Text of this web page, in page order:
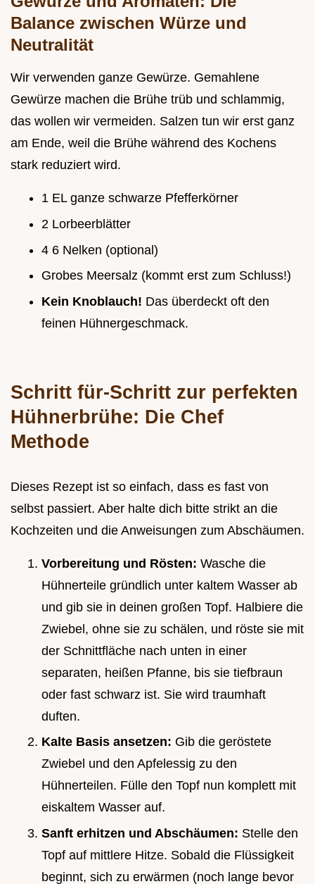
Balance zwischen Würze und
Neutralität
Wir verwenden ganze Gewürze. Gemahlene
Gewürze machen die Brühe trüb und schlammig,
das wollen wir vermeiden. Salzen tun wir erst ganz
am Ende, weil die Brühe während des Kochens
stark reduziert wird.
1 EL ganze schwarze Pfefferkörner
2 Lorbeerblätter
4 6 Nelken (optional)
Grobes Meersalz (kommt erst zum Schluss!)
Kein Knoblauch! Das überdeckt oft den
feinen Hühnergeschmack.
Schritt für-Schritt zur perfekten
Hühnerbrühe: Die Chef
Methode
Dieses Rezept ist so einfach, dass es fast von
selbst passiert. Aber halte dich bitte strikt an die
Kochzeiten und die Anweisungen zum Abschäumen.
Vorbereitung und Rösten: Wasche die
Hühnerteile gründlich unter kaltem Wasser ab
und gib sie in deinen großen Topf. Halbiere die
Zwiebel, ohne sie zu schälen, und röste sie mit
der Schnittfläche nach unten in einer
separaten, heißen Pfanne, bis sie tiefbraun
oder fast schwarz ist. Sie wird traumhaft
duften.
Kalte Basis ansetzen: Gib die geröstete
Zwiebel und den Apfelessig zu den
Hühnerteilen. Fülle den Topf nun komplett mit
eiskaltem Wasser auf.
Sanft erhitzen und Abschäumen: Stelle den
Topf auf mittlere Hitze. Sobald die Flüssigkeit
beginnt, sich zu erwärmen (noch lange bevor